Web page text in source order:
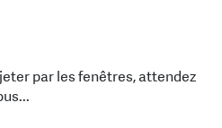
par les fenêtres, attendez